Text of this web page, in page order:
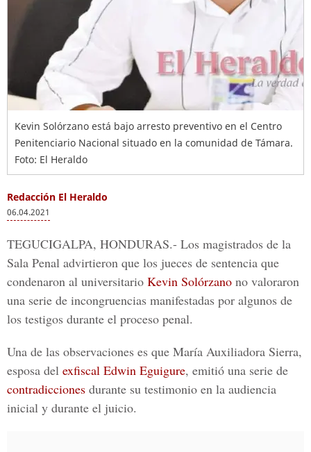
Kevin Solórzano está bajo arresto preventivo en el Centro
Penitenciario Nacional situado en la comunidad de Támara.
Foto: El Heraldo
Redacción El Heraldo
06.04.2021
TEGUCIGALPA, HONDURAS.- Los magistrados de la
Sala Penal advirtieron que los jueces de sentencia que
condenaron al universitario Kevin Solórzano no valoraron
una serie de incongruencias manifestadas por algunos de
los testigos durante el proceso penal.
Una de las observaciones es que María Auxiliadora Sierra,
esposa del exfiscal Edwin Eguigure, emitió una serie de
contradicciones durante su testimonio en la audiencia
inicial y durante el juicio.